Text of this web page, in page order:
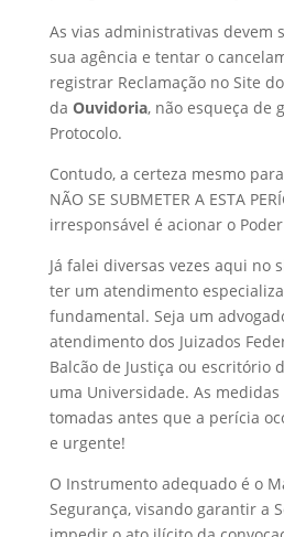
As vias administrativas devem
sua agência e tentar o
registrar Reclamação no Site
da Ouvidoria, não esqueça de
Protocolo.
Contudo, a certeza mesmo
NÃO SE SUBMETER A ESTA
irresponsável é acionar o
Já falei diversas vezes aqui no
ter um atendimento
fundamental. Seja um
atendimento dos Juizados
Balcão de Justiça ou escritório
uma Universidade. As
tomadas antes que a perícia
e urgente!
O Instrumento adequado é o
Segurança, visando garantir a